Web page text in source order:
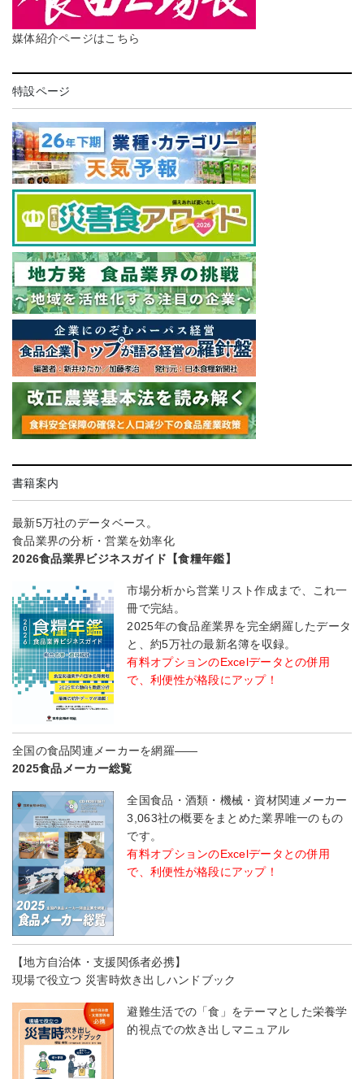
媒体紹介ページはこちら
特設ページ
書籍案内
最新5万社のデータベース。
食品業界の分析・営業を効率化
2026食品業界ビジネスガイド【食糧年鑑】
市場分析から営業リスト作成まで、これ一
冊で完結。
2025年の食品産業界を完全網羅したデータ
と、約5万社の最新名簿を収録。
有料オプションのExcelデータとの併用
で、利便性が格段にアップ！
全国の食品関連メーカーを網羅――
2025食品メーカー総覧
全国食品・酒類・機械・資材関連メーカー
3,063社の概要をまとめた業界唯一のもの
です。
有料オプションのExcelデータとの併用
で、利便性が格段にアップ！
【地方自治体・支援関係者必携】
現場で役立つ 災害時炊き出しハンドブック
避難生活での「食」をテーマとした栄養学
的視点での炊き出しマニュアル